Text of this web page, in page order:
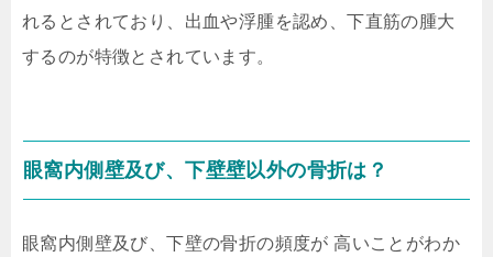
れるとされており、出血や浮腫を認め、下直筋の腫大
するのが特徴とされています。
眼窩内側壁及び、下壁壁以外の骨折は？
眼窩内側壁及び、下壁の骨折の頻度が 高いことがわか